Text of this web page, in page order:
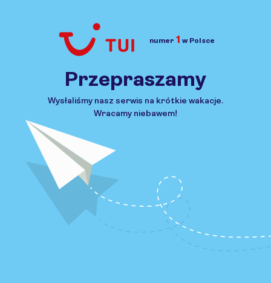
Przejdź do TUI.pl
numer 1 w Polsce
Przepraszamy
Wysłaliśmy nasz serwis na krótkie wakacje.
Wracamy niebawem!